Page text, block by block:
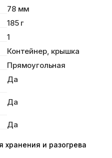
78 мм
185 г
1
Контейнер, крышка
Прямоугольная
Да
Да
Да
хранения и разогрева